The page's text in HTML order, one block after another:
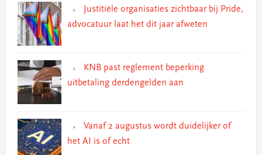
Justitiële organisaties zichtbaar bij Pride,
advocatuur laat het dit jaar afweten
KNB past reglement beperking
uitbetaling derdengelden aan
Vanaf 2 augustus wordt duidelijker of
het AI is of echt